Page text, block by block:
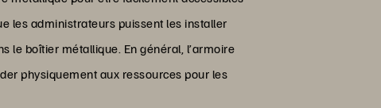
les administrateurs puissent les installer
le boîtier métallique. En général, l’armoire
physiquement aux ressources pour les